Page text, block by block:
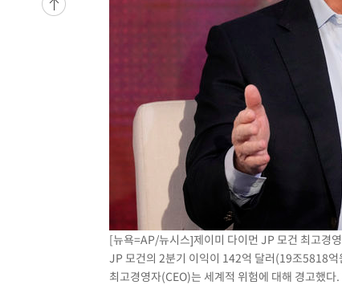
[뉴욕=AP/뉴시스]제이미 다이먼 JP 모건 최고경
JP 모건의 2분기 이익이 142억 달러(19조5818억
최고경영자(CEO)는 세계적 위험에 대해 경고했